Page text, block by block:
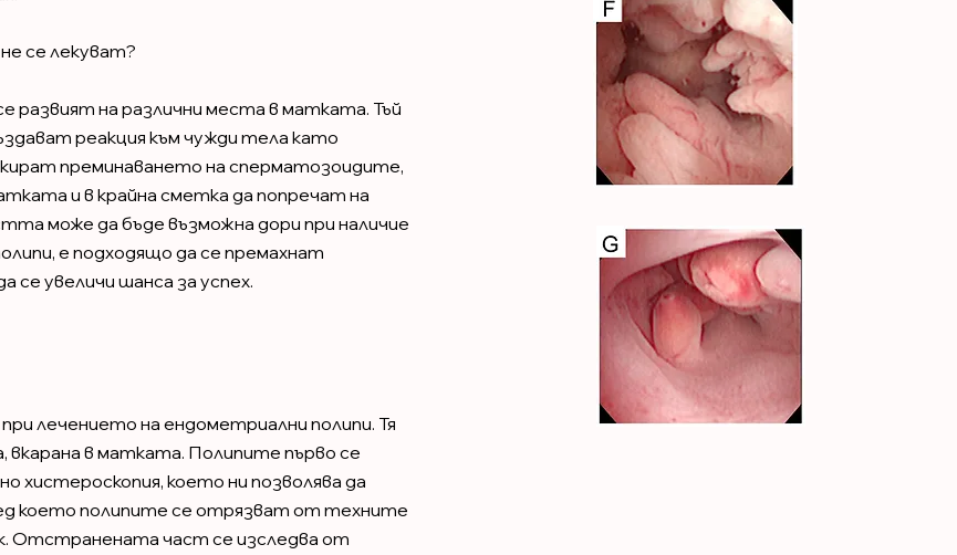
се лекуват?
развият на различни места в матката. Тъй
реакция към чужди тела като
преминаването на сперматозоидите,
и в крайна сметка да попречат на
може да бъде възможна дори при наличие
е подходящо да се премахнат
се увеличи шанса за успех.
лечението на ендометриални полипи. Тя
вкарана в матката. Полипите първо се
което ни позволява да
което полипите се отрязват от техните
Отстранената част се изследва от